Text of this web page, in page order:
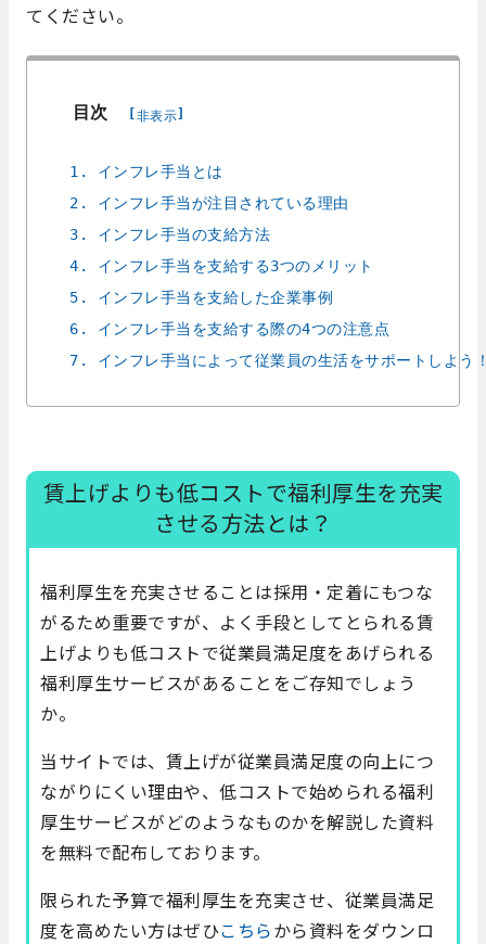
てください。
目次 非表示
1. インフレ手当とは
2. インフレ手当が注目されている理由
3. インフレ手当の支給方法
4. インフレ手当を支給する3つのメリット
5. インフレ手当を支給した企業事例
6. インフレ手当を支給する際の4つの注意点
7. インフレ手当によって従業員の生活をサポートしよう
賃上げよりも低コストで福利厚生を充実
させる方法とは？
福利厚生を充実させることは採用・定着にもつな
がるため重要ですが、よく手段としてとられる賃
上げよりも低コストで従業員満足度をあげられる
福利厚生サービスがあることをご存知でしょう
か。
当サイトでは、賃上げが従業員満足度の向上につ
ながりにくい理由や、低コストで始められる福利
厚生サービスがどのようなものかを解説した資料
を無料で配布しております。
限られた予算で福利厚生を充実させ、従業員満足
度を高めたい方はぜひこちらから資料をダウンロ